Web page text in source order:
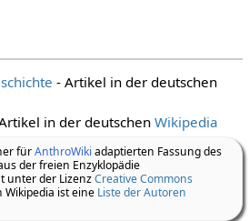
- Artikel in der deutschen
in der deutschenWikipedia
fürAnthroWiki adaptierten Fassung des
der freien Enzyklopädie
unter der LizenzCreative Commons
Wikipedia ist eine Liste der Autoren